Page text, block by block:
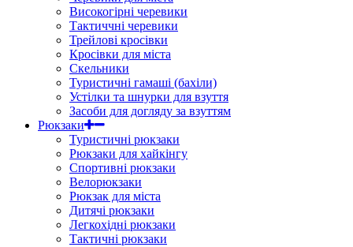
Високогірні черевики
Тактиччні черевики
Трейлові кросівки
Кросівки для міста
Скельники
Туристичні гамаші (бахіли)
Устілки та шнурки для взуття
Засоби для догляду за взуттям
Рюкзаки
Туристичні рюкзаки
Рюкзаки для хайкінгу
Спортивні рюкзаки
Велорюкзаки
Рюкзак для міста
Дитячі рюкзаки
Легкохідні рюкзаки
Тактичні рюкзаки